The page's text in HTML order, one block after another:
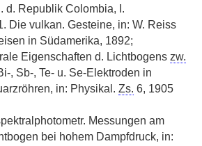
d. Republik Colombia, I.
Die vulkan. Gesteine, in: W. Reiss
in Südamerika, 1892;
Eigenschaften d. Lichtbogens zw.
, Sb-, Te- u. Se-Elektroden in
in: Physikal. Zs. 6, 1905
Messungen am
bei hohem Dampfdruck, in: